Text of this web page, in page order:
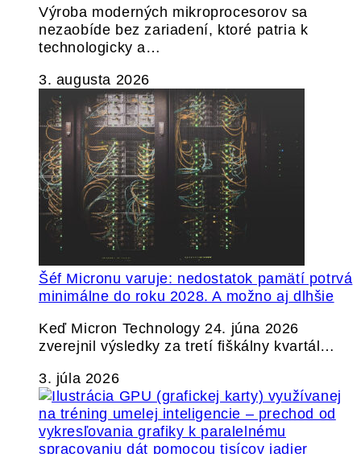
Výroba moderných mikroprocesorov sa
nezaobíde bez zariadení, ktoré patria k
technologicky a…
3. augusta 2026
Šéf Micronu varuje: nedostatok pamätí potrvá
minimálne do roku 2028. A možno aj dlhšie
Keď Micron Technology 24. júna 2026
zverejnil výsledky za tretí fiškálny kvartál…
3. júla 2026